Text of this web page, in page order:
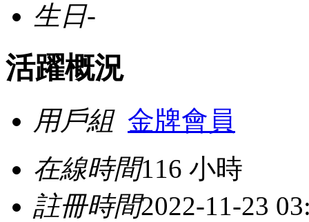
生日-
活躍概況
用戶組 金牌會員
在線時間116 小時
註冊時間2022-11-23